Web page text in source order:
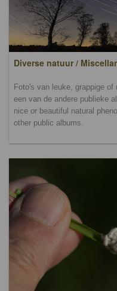
Diverse natuur /
Foto's van leuke, grappige
een van de andere publieke
nice or beautiful natural
other public albums.